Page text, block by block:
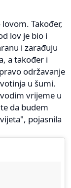
Također,
lov je bio i
i zarađuju
a također i
održavanje
u šumi.
vrijeme u
da budem
pojasnila